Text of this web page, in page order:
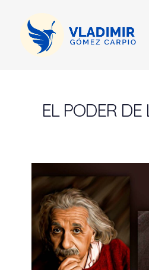
content
EL PODER DE
navigation